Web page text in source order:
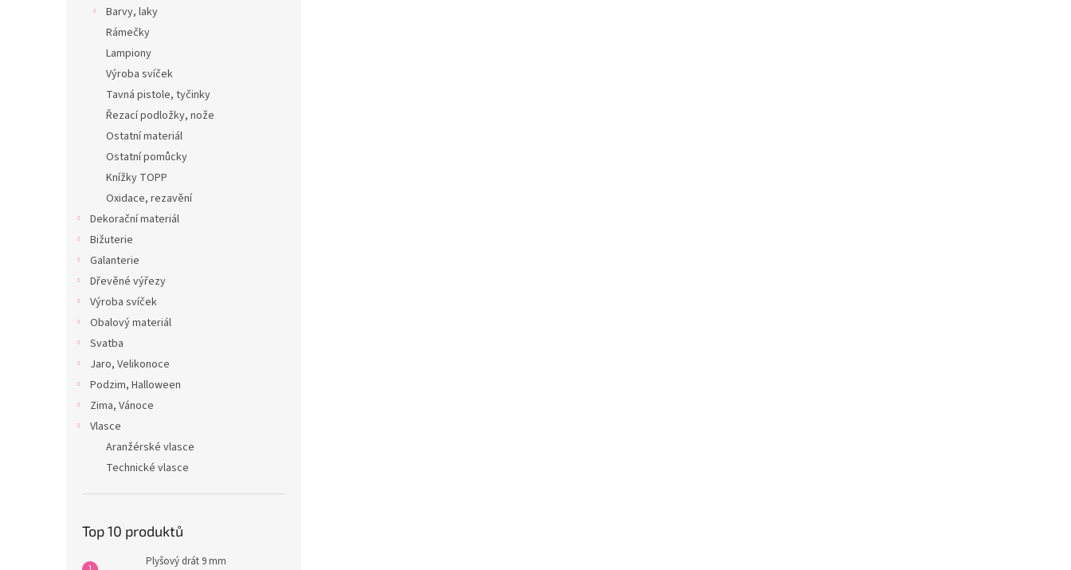
Barvy, laky
Rámečky
Lampiony
Výroba svíček
Tavná pistole, tyčinky
Řezací podložky, nože
Ostatní materiál
Ostatní pomůcky
Knížky TOPP
Oxidace, rezavění
Dekorační materiál
Bižuterie
Galanterie
Dřevěné výřezy
Výroba svíček
Obalový materiál
Svatba
Jaro, Velikonoce
Podzim, Halloween
Zima, Vánoce
Vlasce
Aranžérské vlasce
Technické vlasce
Top 10 produktů
Plyšový drát 9 mm